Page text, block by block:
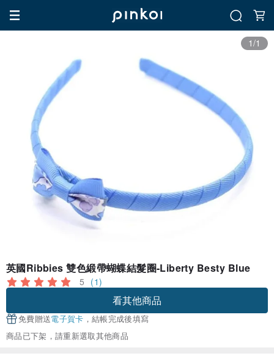
1/1
英國Ribbies 雙色緞帶蝴蝶結髮圈-Liberty Besty Blue
5 (1)
看其他商品
免費贈送電子賀卡 ，結帳完成後填寫
商品已下架，請重新選取其他商品